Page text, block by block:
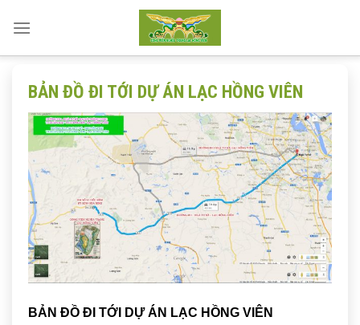
BẢN ĐỒ ĐI TỚI DỰ ÁN LẠC HỒNG VIÊN
BẢN ĐỒ ĐI TỚI DỰ ÁN LẠC HỒNG VIÊN